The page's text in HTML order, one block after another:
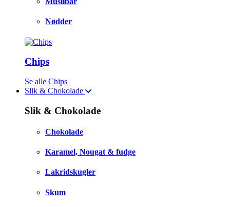
Nødder
Chips
Se alle Chips
Slik & Chokolade
Slik & Chokolade
Chokolade
Karamel, Nougat & fudge
Lakridskugler
Skum